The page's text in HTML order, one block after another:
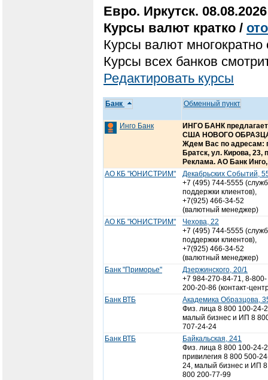
Евро. Иркутск. 08.08.2026
Курсы валют кратко /
Курсы валют
Курсы всех банков
Редактировать курсы
Банк Обменный пункт
Инго Банк
ИНГО БАНК
США НОВОГО
Ждем Вас по адресам:
Братск, ул. Кирова,
Реклама. АО Банк
АО КБ "ЮНИСТРИМ"
Декабрьских Событий,
+7 (495) 744-5555
поддержки клиентов),
+7(925) 466-34-52
(валютный менеджер)
АО КБ "ЮНИСТРИМ"
Чехова, 22
+7 (495) 744-5555
поддержки клиентов),
+7(925) 466-34-52
(валютный менеджер)
Банк "Приморье"
Дзержинского, 20/1
+7 984-270-84-71, 8-800-
200-20-86 (контакт-
Банк ВТБ
Академика Образцова,
Физ. лица 8 800 100-24-
малый бизнес и ИП 8
707-24-24
Банк ВТБ
Байкальская, 241
Физ. лица 8 800 100-24-
привилегия 8 800 500-
24, малый бизнес и ИП 8
800 200-77-99